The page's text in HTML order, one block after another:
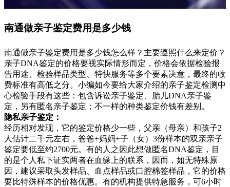
南通做亲子鉴定费用是多少钱
南通做亲子鉴定费用是多少钱怎么样？主要遵照什么来定价？
亲子DNA鉴定的价格要视实际情形而定，价格会依据检验报
告用途、检验样品类型、特快服务等多个要素决意，最终的收
费标准有高低之分。小编如今要给大家介绍的亲子鉴定检测中
心检验手段有这些：包含诉讼亲子鉴定、胎儿DNA亲子鉴
定，另有匿名亲子鉴定；不一样的种类鉴定价钱有差别。
隐私亲子鉴定：
经历相对发现，它的鉴定价格少一些，父亲（母亲）和孩子2
人估计二千元左右，爸爸+妈妈+子（女）3份样本的双亲亲子
鉴定要低至约2700元。有的人之因此想做匿名DNA鉴定，目
的是个人私下证实两者在血缘上的联系，因而，如无特殊原
因，建议采取头发样品、血点样品或口腔棉签样品，它的价格
要比特殊样本的价格优惠。有的机构提供特急服务，可6小时